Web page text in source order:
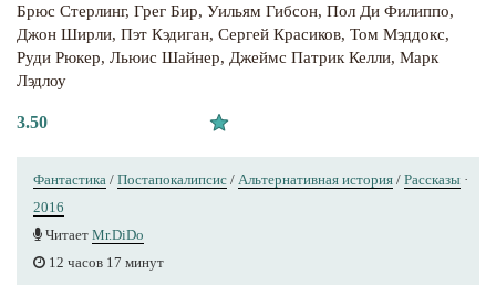
Брюс Стерлинг, Грег Бир, Уильям Гибсон, Пол Ди Филиппо,
Джон Ширли, Пэт Кэдиган, Сергей Красиков, Том Мэддокс,
Руди Рюкер, Льюис Шайнер, Джеймс Патрик Келли, Марк
Лэдлоу
3.50
Фантастика / Постапокалипсис / Альтернативная история / Рассказы ·
2016
Читает Mr.DiDo
12 часов 17 минут